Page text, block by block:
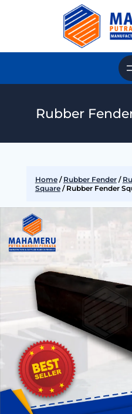
Rubber
Home/ Rubber Fender/
Square/ Rubber Fender